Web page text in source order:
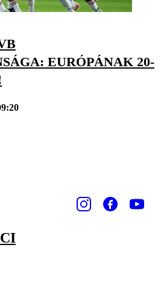
EURÓPÁNAK 20-